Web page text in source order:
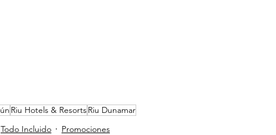
Riu Hotels & ResortsRiu Dunamar
Todo Incluido Promociones